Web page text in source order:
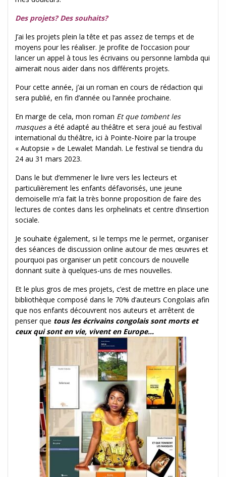
Des projets? Des souhaits?
J’ai les projets plein la tête et pas assez de temps et de
moyens pour les réaliser. Je profite de l’occasion pour
lancer un appel à tous les écrivains ou personne lambda qui
aimerait nous aider dans nos différents projets.
Pour cette année, j’ai un roman en cours de rédaction qui
sera publié, en fin d’année ou l’année prochaine.
En marge de cela, mon roman Et que tombent les
masquesa été adapté au théâtre et sera joué au festival
international du théâtre, ici à Pointe-Noire par la troupe
« Autopsie » de Lewalet Mandah. Le festival se tiendra du
24 au 31 mars 2023.
Dans le but d’emmener le livre vers les lecteurs et
particulièrement les enfants défavorisés, une jeune
demoiselle m’a fait la très bonne proposition de faire des
lectures de contes dans les orphelinats et centre d’insertion
sociale.
Je souhaite également, si le temps me le permet, organiser
des séances de discussion online autour de mes œuvres et
pourquoi pas organiser un petit concours de nouvelle
donnant suite à quelques-uns de mes nouvelles.
Et le plus gros de mes projets, c’est de mettre en place une
bibliothèque composé dans le 70% d’auteurs Congolais afin
que nos enfants découvrent nos auteurs et arrêtent de
penser que tous les écrivains congolais sont morts et
ceux qui sont en vie, vivent en Europe…